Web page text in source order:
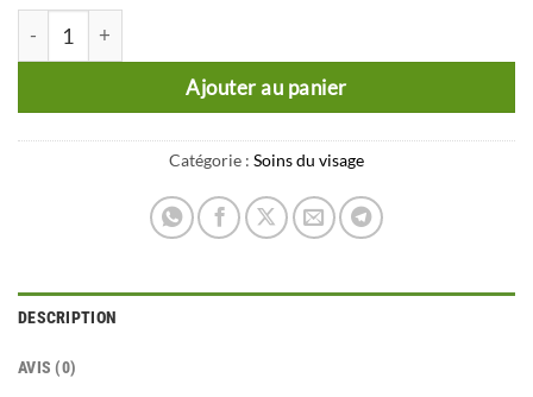
quantité de Janssen Cosmetics Eclaircissant Visible 2 Phases
Ajouter au panier
Catégorie : Soins du visage
DESCRIPTION
AVIS (0)